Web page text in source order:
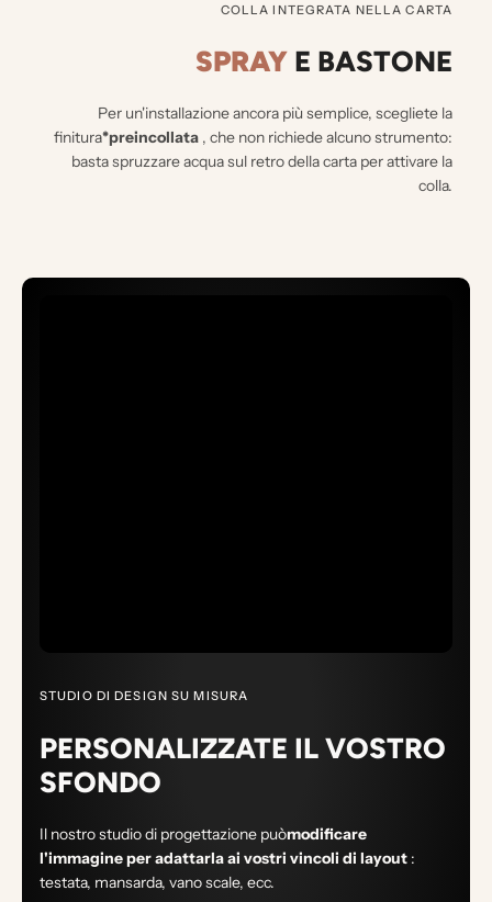
COLLA INTEGRATA NELLA CARTA
SPRAY E BASTONE
Per un'installazione ancora più semplice, scegliete la
finitura*preincollata , che non richiede alcuno strumento:
basta spruzzare acqua sul retro della carta per attivare la
colla.
STUDIO DI DESIGN SU MISURA
PERSONALIZZATE IL VOSTRO
SFONDO
Il nostro studio di progettazione puòmodificare
l'immagine per adattarla ai vostri vincoli di layout :
testata, mansarda, vano scale, ecc.